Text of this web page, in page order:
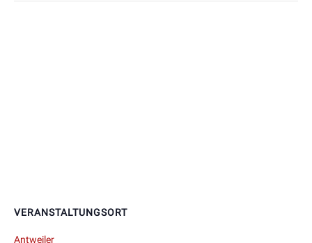
VERANSTALTUNGSORT
Antweiler